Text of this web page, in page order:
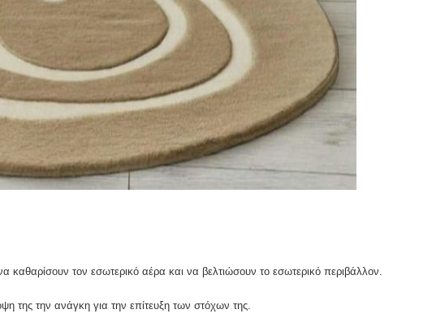
τον εσωτερικό αέρα και να βελτιώσουν το εσωτερικό περιβάλλον.
της την ανάγκη για την επίτευξη των στόχων της.